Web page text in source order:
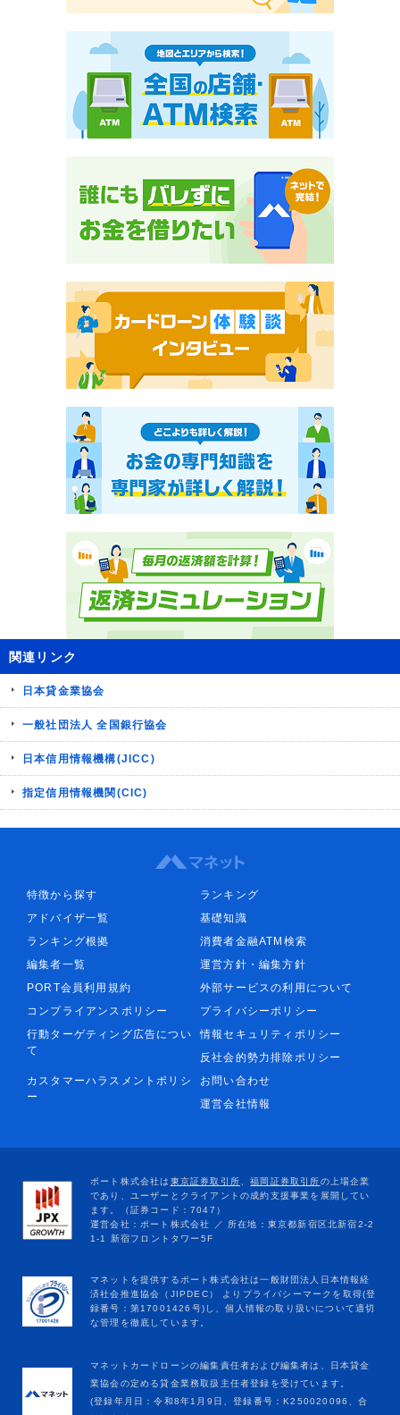
関連リンク
日本貸金業協会
一般社団法人 全国銀行協会
日本信用情報機構(JICC)
指定信用情報機関(CIC)
特徴から探す
ランキング
アドバイザ一覧
基礎知識
ランキング根拠
消費者金融ATM検索
編集者一覧
運営方針・編集方針
PORT会員利用規約
外部サービスの利用について
コンプライアンスポリシー
プライバシーポリシー
行動ターゲティング広告につい
て
情報セキュリティポリシー
反社会的勢力排除ポリシー
カスタマーハラスメントポリシ
ー
お問い合わせ
運営会社情報
マネットカードローンの編集責任者および編集者は、日本貸金
業協会の定める貸金業務取扱主任者登録を受けています。
(登録年月日：令和8年1月9日、登録番号：K250020096、合